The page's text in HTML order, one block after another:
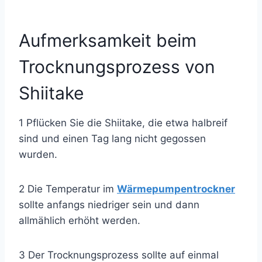
Aufmerksamkeit beim
Trocknungsprozess von
Shiitake
1 Pflücken Sie die Shiitake, die etwa halbreif
sind und einen Tag lang nicht gegossen
wurden.
2 Die Temperatur im Wärmepumpentrockner
sollte anfangs niedriger sein und dann
allmählich erhöht werden.
3 Der Trocknungsprozess sollte auf einmal